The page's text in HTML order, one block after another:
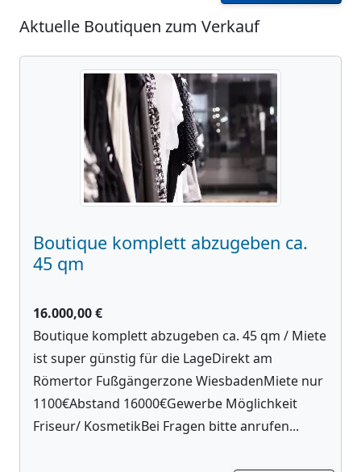
Aktuelle Boutiquen zum Verkauf
Boutique komplett abzugeben ca.
45 qm
16.000,00 €
Boutique komplett abzugeben ca. 45 qm / Miete
ist super günstig für die LageDirekt am
Römertor Fußgängerzone WiesbadenMiete nur
1100€Abstand 16000€Gewerbe Möglichkeit
Friseur/ KosmetikBei Fragen bitte anrufen...